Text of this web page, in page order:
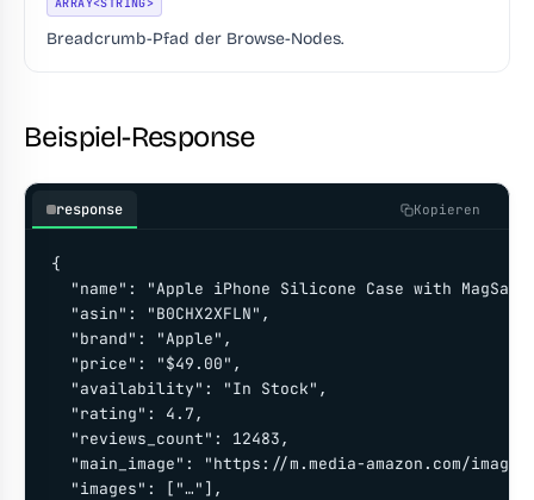
Breadcrumb-Pfad der Browse-Nodes.
Beispiel-Response
response Kopieren
{
"name": "Apple iPhone Silicone Case with
  "asin": "B0CHX2XFLN",
  "brand": "Apple",
  "price": "$49.00",
  "availability": "In Stock",
  "rating": 4.7,
  "reviews_count": 12483,
"main_image": "https://m.media-amazon.com/
  "images": ["…"],